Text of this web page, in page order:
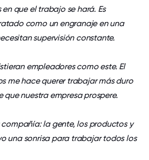
que el trabajo se hará. Es
como un engranaje en una
supervisión constante.
empleadores como este. El
me hace querer trabajar más duro
que nuestra empresa prospere.
compañía: la gente, los productos y
una sonrisa para trabajar todos los